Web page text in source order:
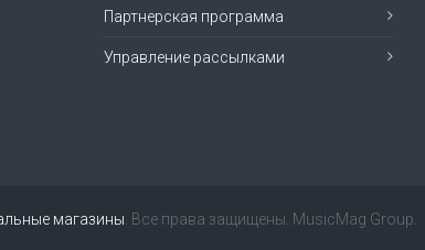
Партнерская программа
Управление рассылками
магазины . Все права защищены. MusicMag Group.